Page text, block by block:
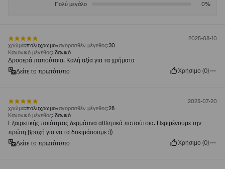
Πολύ μεγάλο
0%
2025-08-10
χρώμα:πολυχρωμο αγορασθέν μέγεθος:30
Κανονικό μέγεθος:Ιδανικό
Δροσερά παπούτσια. Καλή αξία για τα χρήματα
Δείτε το πρωτότυπο
Χρήσιμο (0)
2025-07-20
χρώμα:πολυχρωμο αγορασθέν μέγεθος:28
Κανονικό μέγεθος:Ιδανικό
Εξαιρετικής ποιότητας δερμάτινα αθλητικά παπούτσια. Περιμένουμε την
πρώτη βροχή για να τα δοκιμάσουμε :))
Δείτε το πρωτότυπο
Χρήσιμο (0)